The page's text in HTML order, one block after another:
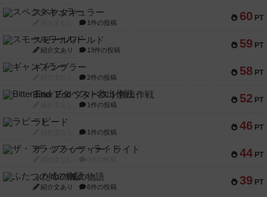
60 PT
スペクタキュラー
1件の投稿
59 PT
スモールワールド
紹介文あり 13件の投稿
58 PT
ギャンブラー
2件の投稿
52 PT
Bitter End ブタペスト救出作戦
1件の投稿
46 PT
ラピード
1件の投稿
44 PT
ザ・フラッフィー・ライト
39 PT
ふたつの城の物語
紹介文あり 6件の投稿